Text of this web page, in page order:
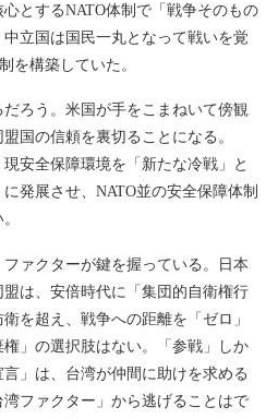
とするNATO体制で「戦争そのもの
立国は国民一丸となって戦いを覚
を構築していた。
ろう。米国が手をこまねいて傍観
国の信頼を裏切ることになる。
現安全保障環境を「新たな冷戦」と
発展させ、NATO並の安全保障体制
ァクターが鍵を握っている。日本
は、安倍時代に「集団的自衛権行
を超え、戦争への距離を「ゼロ」
」の選択肢はない。「参戦」しか
」は、台湾が仲間に助けを求める
ファクター」から逃げることはで